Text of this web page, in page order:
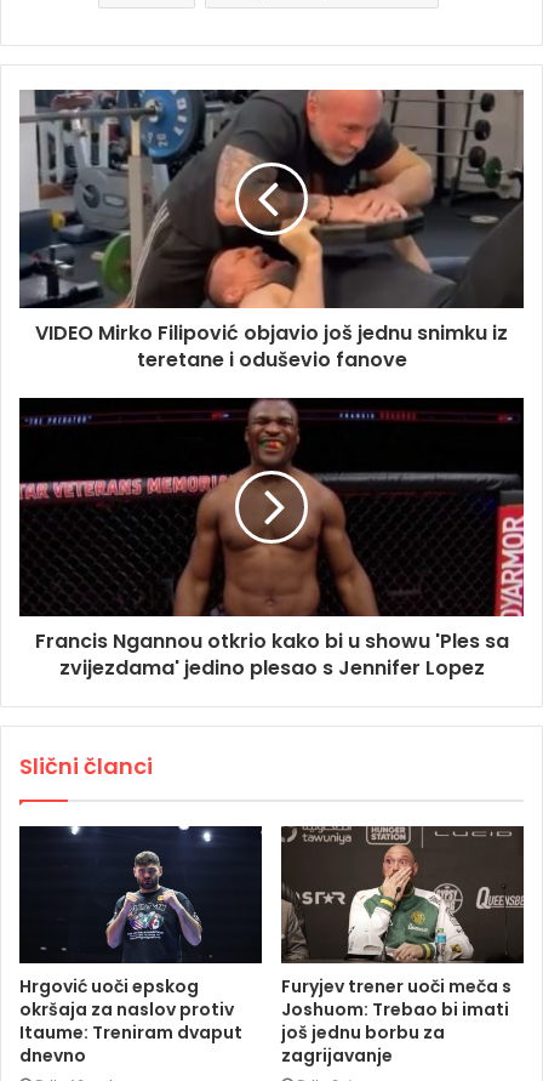
VIDEO Mirko Filipović objavio još jednu snimku iz
teretane i oduševio fanove
Francis Ngannou otkrio kako bi u showu 'Ples sa
zvijezdama' jedino plesao s Jennifer Lopez
Slični članci
Hrgović uoči epskog
okršaja za naslov protiv
Itaume: Treniram dvaput
dnevno
Furyjev trener uoči meča s
Joshuom: Trebao bi imati
još jednu borbu za
zagrijavanje